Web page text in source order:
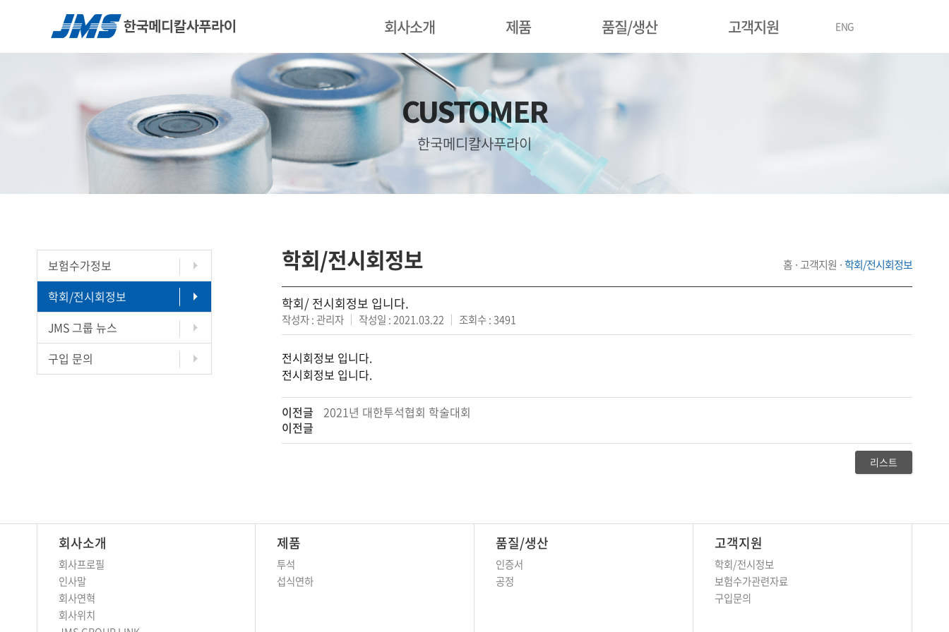
회사소개 제품 품질/생산 고객지원 ENG
CUSTOMER
한국메디칼사푸라이
보험수가정보
학회/전시회정보
JMS 그룹 뉴스
구입 문의
학회/전시회정보 홈 · 고객지원 ·학회/전시회정보
학회/ 전시회정보 입니다.
작성자 : 관리자 ｜ 작성일 : 2021.03.22 ｜ 조회수 : 3491
전시회정보 입니다.
전시회정보 입니다.
이전글
2021년 대한투석협회 학술대회
이전글
리스트
회사소개
회사프로필
인사말
회사연혁
회사위치
제품
투석
섭식연하
품질/생산
인증서
공정
고객지원
학회/전시정보
보험수가관련자료
구입문의